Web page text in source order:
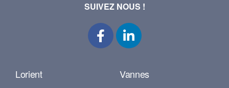
SUIVEZ NOUS !
Lorient Vannes